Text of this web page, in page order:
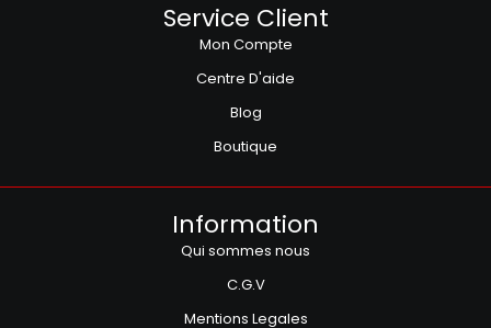
Service Client
Mon Compte
Centre D'aide
Blog
Boutique
Information
Qui sommes nous
C.G.V
Mentions Legales